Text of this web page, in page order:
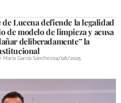
de Lucena defiende la legalidad
de modelo de limpieza y acusa
deliberadamente” la
María García Sánchez04/08/2025